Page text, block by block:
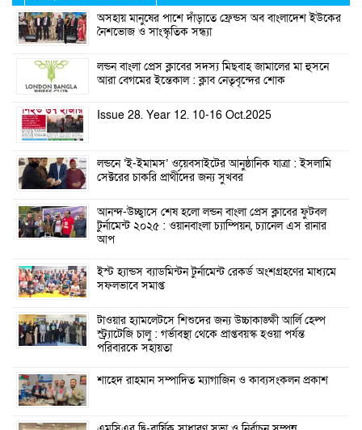
অসহায় মানুষের পাশে দাঁড়াতে ফ্রেন্ডস অব বাংলাদেশ ইউকের
নৈশভোজ ও সাংস্কৃতিক সন্ধ্যা
লন্ডন বাংলা প্রেস ক্লাবের সদস্য মিছবাহ জামালের মা হুসনে
আরা বেগমের ইন্তেকাল : ক্লাব নেতৃবৃন্দের শোক
Issue 28. Year 12. 10-16 Oct.2025
লন্ডনে ‘ই-ইমামস’ ওয়েবসাইটের আনুষ্ঠানিক যাত্রা : ইসলামি
সেক্টরের চাকরি প্রার্থীদের জন্য সুখবর
আনন্দ-উচ্ছ্বাসে শেষ হলো লন্ডন বাংলা প্রেস ক্লাবের ফুটবল
টুর্নামেন্ট ২০২৫ : ওয়ানবাংলা চ্যাম্পিয়ন, চ্যানেল এস রানার
আপ
ইস্ট হ্যান্ডস ব্যাডমিন্টন টুর্নামেন্ট রেকর্ড অংশগ্রহণের মাধ্যমে
সফলভাবে সমাপ্ত
টাওয়ার হ্যামলেটসে শিশুদের জন্য উচ্চাকাঙ্ক্ষী আর্লি হেল্প
স্ট্র্যাটেজি চালু : গর্ভাবস্থা থেকে প্রাপ্তবয়স্ক হওয়া পর্যন্ত
পরিবারকে সহায়তা
শাহেদ রাহমান সম্পাদিত ম্যাগাজিন ও কাব্যসংকলন প্রকাশ